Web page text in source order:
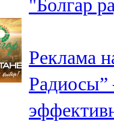
"Болгар
Реклама